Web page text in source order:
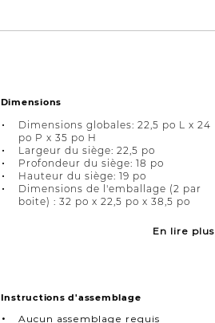
Dimensions
Dimensions globales: 22,5 po L x 24
po P x 35 po H
Largeur du siège: 22,5 po
Profondeur du siège: 18 po
Hauteur du siège: 19 po
Dimensions de l'emballage (2 par
boite) : 32 po x 22,5 po x 38,5 po
En lire plus
Instructions d'assemblage
Aucun assemblage requis